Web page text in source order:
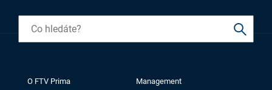
O FTV Prima Management